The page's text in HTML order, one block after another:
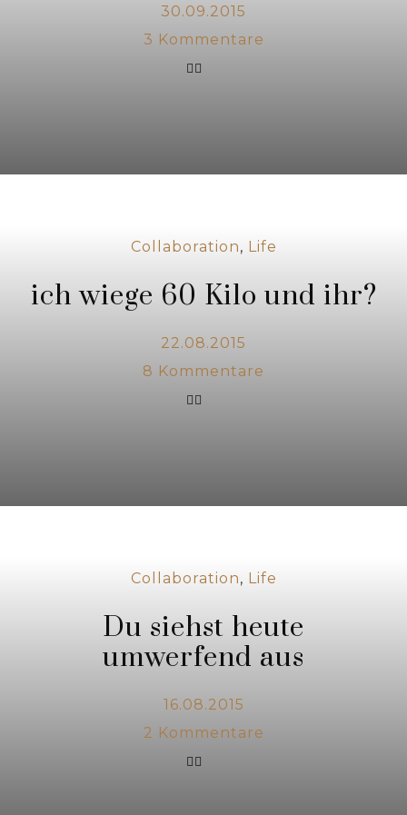
30.09.2015
3 Kommentare
Collaboration, Life
ich wiege 60 Kilo und ihr?
22.08.2015
8 Kommentare
Collaboration, Life
Du siehst heute
umwerfend aus
16.08.2015
2 Kommentare